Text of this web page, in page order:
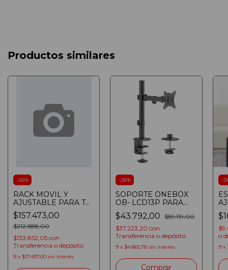
Productos similares
-26%
RACK MOVIL Y
AJUSTABLE PARA TV
ONEBOX 37'' a 70''
CON RUEDAS Y
ESTANTE OB-RACK71
(714604320661)
$157.473,00
$212.588,00
$133.852,05 con
Transferencia o depósito
9 x $17.497,00 sin interés
-26%
SOPORTE ONEBOX
OB- LCD13P PARA
ESCRITORIO 13" A 32"
CON BRAZO - Color:
Negro
$43.792,00
$59.119,00
$37.223,20con
Transferencia o depósito
9 x $4.865,78 sin interés
-
o
9 x